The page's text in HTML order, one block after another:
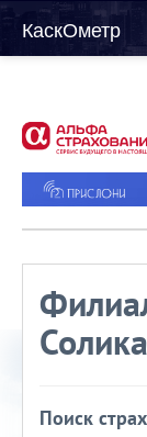
КаскОметр
Поиск